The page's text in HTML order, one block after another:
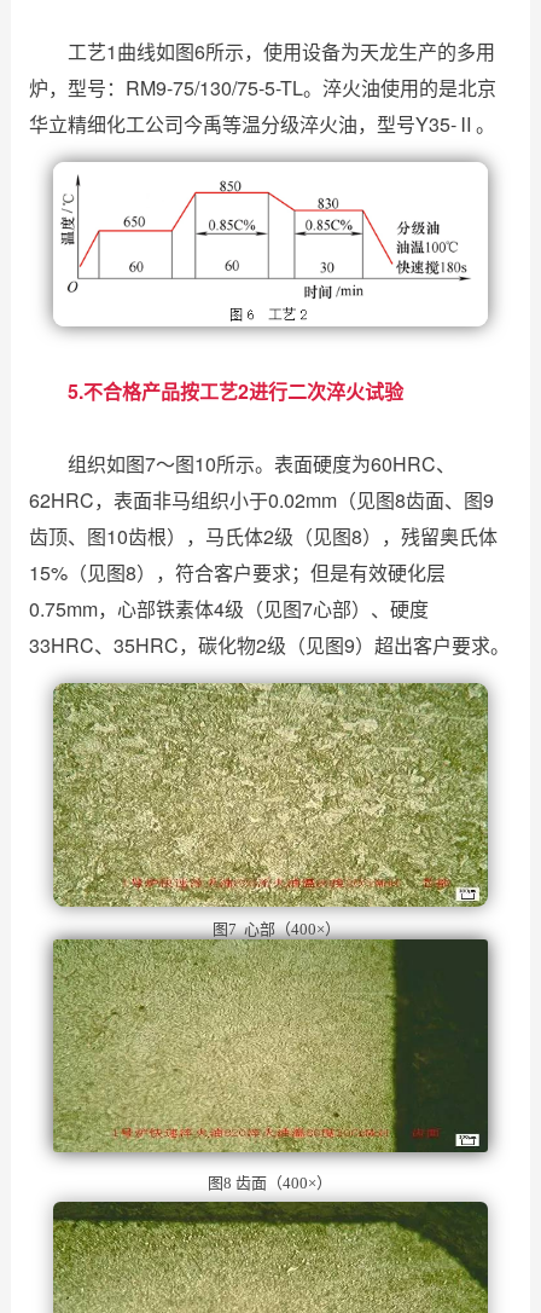
工艺1曲线如图6所示，使用设备为天龙生产的多用
炉，型号：RM9-75/130/75-5-TL。淬火油使用的是北京
华立精细化工公司今禹等温分级淬火油，型号Y35-Ⅱ。
5.不合格产品按工艺2进行二次淬火试验
组织如图7～图10所示。表面硬度为60HRC、
62HRC，表面非马组织小于0.02mm（见图8齿面、图9
齿顶、图10齿根），马氏体2级（见图8），残留奥氏体
15%（见图8），符合客户要求；但是有效硬化层
0.75mm，心部铁素体4级（见图7心部）、硬度
33HRC、35HRC，碳化物2级（见图9）超出客户要求。
图7 心部（400×）
图8 齿面（400×）